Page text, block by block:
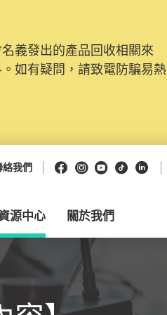
義發出的產品回收相關來
如有疑問，請致電防騙易熱
絡我們 Facebook
Instagram
Youtube
抖音領英
源中心 關於我們